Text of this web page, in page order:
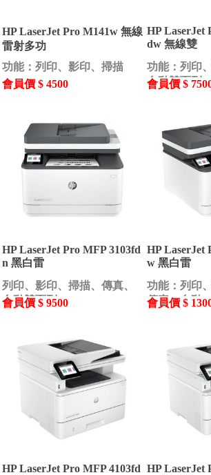
HP LaserJet Pro M141w 無線
雷射多功
功能：列印、影印、掃描
會員價 $ 4500
HP LaserJet
dw 無線雙
功能：列印
自動雙面列
會員價 $
HP LaserJet Pro MFP 3103fd
n 黑白雷
列印、影印、掃描、傳真、
自動雙面列
會員價 $ 9500
HP LaserJet
w 黑白雷
功能：列印
傳真、自動
會員價 $
HP LaserJet Pro MFP 4103fd HP LaserJet